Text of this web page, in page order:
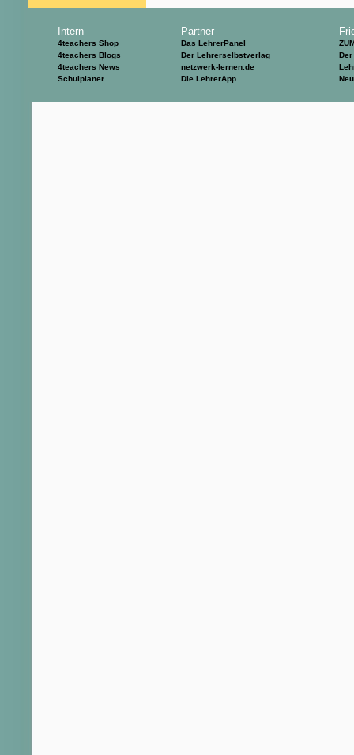
Intern
4teachers Shop
4teachers Blogs
4teachers News
Schulplaner
Partner
Das LehrerPanel
Der Lehrerselbstverlag
netzwerk-lernen.de
Die LehrerApp